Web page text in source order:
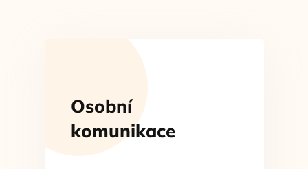
Osobní
komunikace